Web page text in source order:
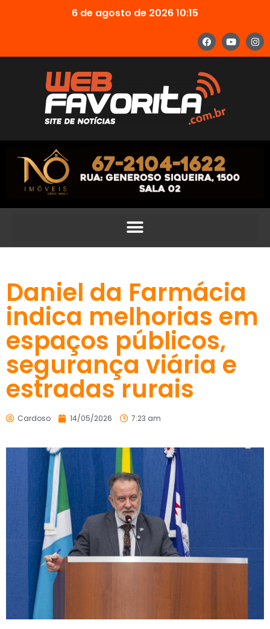
6 de agosto de 2026 10:15
Daniel da Farmácia
indica melhorias em
espaços públicos,
segurança viária e
estradas rurais
Cardoso 14/05/2026 7:23 am